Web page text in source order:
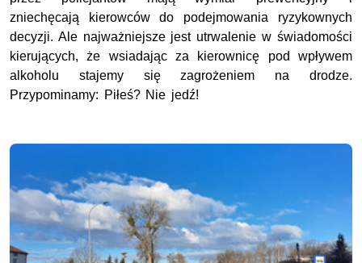
zniechęcają kierowców do podejmowania ryzykownych
decyzji. Ale najważniejsze jest utrwalenie w świadomości
kierujących, że wsiadając za kierownicę pod wpływem
alkoholu stajemy się zagrożeniem na drodze.
Przypominamy: Piłeś? Nie jedź!